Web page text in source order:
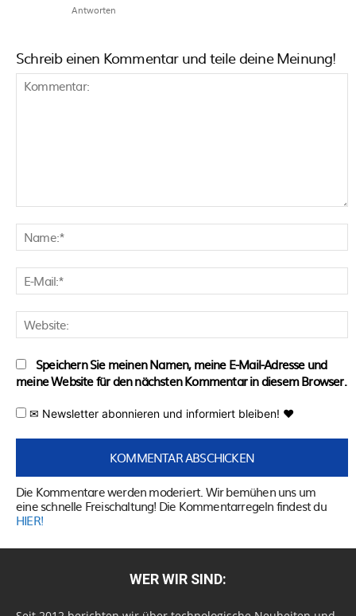
Antworten
Schreib einen Kommentar und teile deine Meinung!
Speichern Sie meinen Namen, meine E-Mail-Adresse und
meine Website für den nächsten Kommentar in diesem Browser.
✉ Newsletter abonnieren und informiert bleiben! ♥
Die Kommentare werden moderiert. Wir bemühen uns um
eine schnelle Freischaltung! Die Kommentarregeln findest du
HIER!
WER WIR SIND: